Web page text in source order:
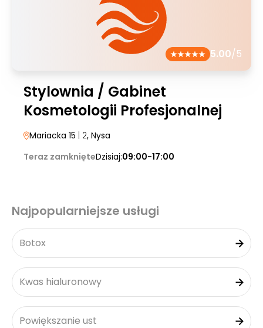
5.00/5
Stylownia / Gabinet
Kosmetologii Profesjonalnej
Mariacka 15 | 2, Nysa
Teraz zamknięteDzisiaj:09:00-17:00
Najpopularniejsze usługi
Botox
Kwas hialuronowy
Powiększanie ust